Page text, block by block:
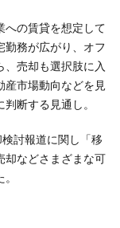
への賃貸を想定して
勤務が広がり、オフ
、売却も選択肢に入
産市場動向などを見
断する見通し。
討報道に関し「移
却などさまざまな可